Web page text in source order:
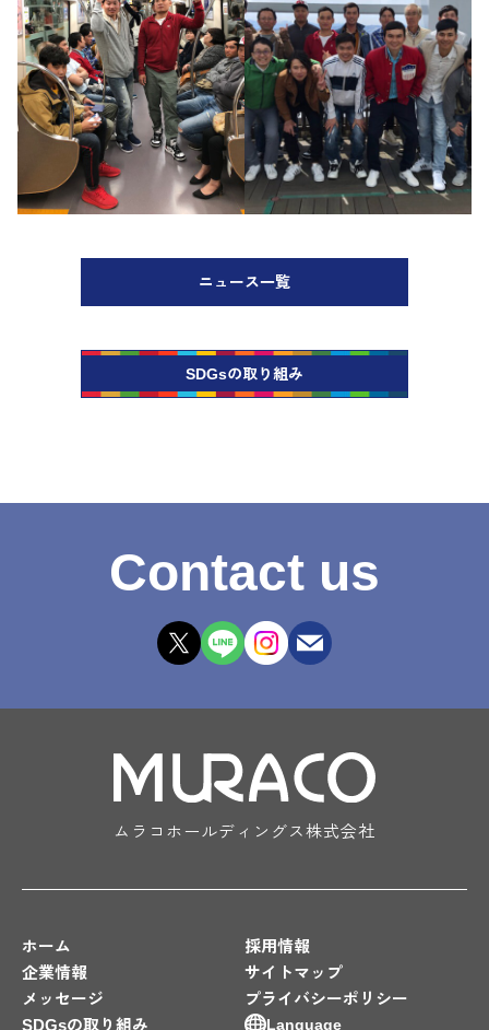
ニュース一覧
SDGsの取り組み
Contact us
ムラコホールディングス株式会社
ホーム
企業情報
メッセージ
SDGsの取り組み
採用情報
サイトマップ
プライバシーポリシー
Language